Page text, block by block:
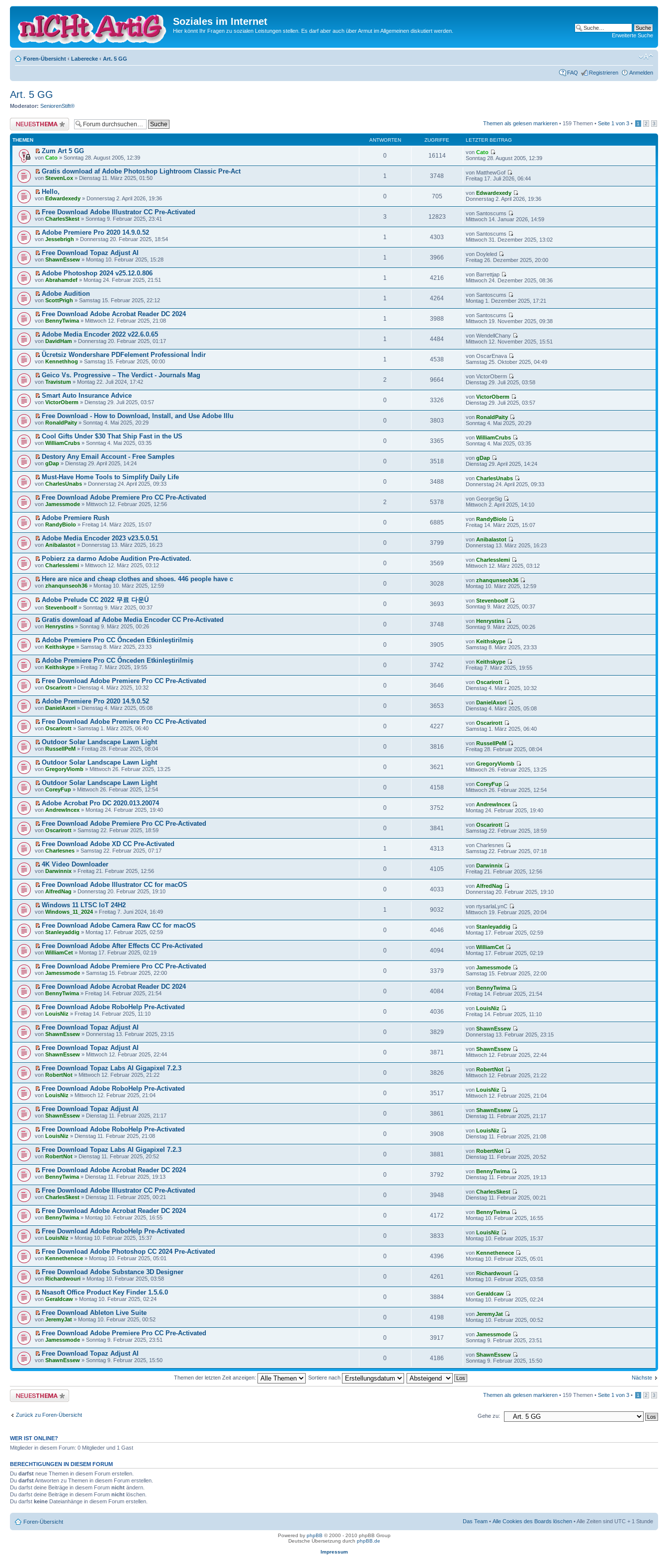
Soziales im Internet
Hier könnt Ihr Fragen zu sozialen Leistungen stellen. Es darf aber auch über Armut im Allgemeinen diskutiert werden.
Erweiterte Suche
Foren-Übersicht ‹ Laberecke ‹ Art. 5 GG
FAQ Registrieren Anmelden
Art. 5 GG
Moderator: SeniorenStift®
Neues Thema erstellen Themen als gelesen markieren • 159 Themen • Seite 1 von 3 • 1 2 3
THEMEN ANTWORTEN ZUGRIFFE LETZTER BEITRAG
Zum Art 5 GG
von Cato » Sonntag 28. August 2005, 12:39 0 16114 vonCato
Sonntag 28. August 2005, 12:39
Gratis download af Adobe Photoshop Lightroom Classic Pre-Act
von StevenLox » Dienstag 11. März 2025, 01:50 1 3748
von MatthewGof
Freitag 17. Juli 2026, 06:44
Hello,
von Edwardexedy » Donnerstag 2. April 2026, 19:36 0 705 vonEdwardexedy
Donnerstag 2. April 2026, 19:36
Free Download Adobe Illustrator CC Pre-Activated
von CharlesSkest » Sonntag 9. Februar 2025, 23:41 3 12823
von Santoscums
Mittwoch 14. Januar 2026, 14:59
Adobe Premiere Pro 2020 14.9.0.52
von Jessebrigh » Donnerstag 20. Februar 2025, 18:54 1 4303
von Santoscums
Mittwoch 31. Dezember 2025, 13:02
Free Download Topaz Adjust AI
von ShawnEssew » Montag 10. Februar 2025, 15:28 1 3966
von Doyleled
Freitag 26. Dezember 2025, 20:00
Adobe Photoshop 2024 v25.12.0.806
von Abrahamdef » Montag 24. Februar 2025, 21:51 1 4216
von Barrettjap
Mittwoch 24. Dezember 2025, 08:36
Adobe Audition
von ScottPrigh » Samstag 15. Februar 2025, 22:12 1 4264
von Santoscums
Montag 1. Dezember 2025, 17:21
Free Download Adobe Acrobat Reader DC 2024
von BennyTwima » Mittwoch 12. Februar 2025, 21:08 1 3988
von Santoscums
Mittwoch 19. November 2025, 09:38
Adobe Media Encoder 2022 v22.6.0.65
von DavidHam » Donnerstag 20. Februar 2025, 01:17 1 4484
von WendellChany
Mittwoch 12. November 2025, 15:51
Ücretsiz Wondershare PDFelement Professional İndir
von Kennethhog » Samstag 15. Februar 2025, 00:00 1 4538
von OscarEnava
Samstag 25. Oktober 2025, 04:49
Geico Vs. Progressive – The Verdict - Journals Mag
von Travistum » Montag 22. Juli 2024, 17:42 2 9664
von VictorOberm
Dienstag 29. Juli 2025, 03:58
Smart Auto Insurance Advice
von VictorOberm » Dienstag 29. Juli 2025, 03:57 0 3326 vonVictorOberm
Dienstag 29. Juli 2025, 03:57
Free Download - How to Download, Install, and Use Adobe Illu
von RonaldPaity » Sonntag 4. Mai 2025, 20:29 0 3803 vonRonaldPaity
Sonntag 4. Mai 2025, 20:29
Cool Gifts Under $30 That Ship Fast in the US
von WilliamCrubs » Sonntag 4. Mai 2025, 03:35 0 3365 vonWilliamCrubs
Sonntag 4. Mai 2025, 03:35
Destory Any Email Account - Free Samples
von gDap » Dienstag 29. April 2025, 14:24 0 3518 vongDap
Dienstag 29. April 2025, 14:24
Must-Have Home Tools to Simplify Daily Life
von CharlesUnabs » Donnerstag 24. April 2025, 09:33 0 3488 vonCharlesUnabs
Donnerstag 24. April 2025, 09:33
Free Download Adobe Premiere Pro CC Pre-Activated
von Jamessmode » Mittwoch 12. Februar 2025, 12:56 2 5378
von GeorgeSig
Mittwoch 2. April 2025, 14:10
Adobe Premiere Rush
von RandyBiolo » Freitag 14. März 2025, 15:07 0 6885 vonRandyBiolo
Freitag 14. März 2025, 15:07
Adobe Media Encoder 2023 v23.5.0.51
von Anibalastot » Donnerstag 13. März 2025, 16:23 0 3799 vonAnibalastot
Donnerstag 13. März 2025, 16:23
Pobierz za darmo Adobe Audition Pre-Activated.
von Charlesslemi » Mittwoch 12. März 2025, 03:12 0 3569 vonCharlesslemi
Mittwoch 12. März 2025, 03:12
Here are nice and cheap clothes and shoes. 446 people have c
von zhanqunseoh36 » Montag 10. März 2025, 12:59 0 3028 vonzhanqunseoh36
Montag 10. März 2025, 12:59
Adobe Prelude CC 2022 무료 다운Ǘ
von Stevenboolf » Sonntag 9. März 2025, 00:37 0 3693 vonStevenboolf
Sonntag 9. März 2025, 00:37
Gratis download af Adobe Media Encoder CC Pre-Activated
von Henrystins » Sonntag 9. März 2025, 00:26 0 3748 vonHenrystins
Sonntag 9. März 2025, 00:26
Adobe Premiere Pro CC Önceden Etkinleştirilmiş
von Keithskype » Samstag 8. März 2025, 23:33 0 3905 vonKeithskype
Samstag 8. März 2025, 23:33
Adobe Premiere Pro CC Önceden Etkinleştirilmiş
von Keithskype » Freitag 7. März 2025, 19:55 0 3742 vonKeithskype
Freitag 7. März 2025, 19:55
Free Download Adobe Premiere Pro CC Pre-Activated
von Oscarirott » Dienstag 4. März 2025, 10:32 0 3646 vonOscarirott
Dienstag 4. März 2025, 10:32
Adobe Premiere Pro 2020 14.9.0.52
von DanielAxori » Dienstag 4. März 2025, 05:08 0 3653 vonDanielAxori
Dienstag 4. März 2025, 05:08
Free Download Adobe Premiere Pro CC Pre-Activated
von Oscarirott » Samstag 1. März 2025, 06:40 0 4227 vonOscarirott
Samstag 1. März 2025, 06:40
Outdoor Solar Landscape Lawn Light
von RussellPeM » Freitag 28. Februar 2025, 08:04 0 3816 vonRussellPeM
Freitag 28. Februar 2025, 08:04
Outdoor Solar Landscape Lawn Light
von GregoryViomb » Mittwoch 26. Februar 2025, 13:25 0 3621 vonGregoryViomb
Mittwoch 26. Februar 2025, 13:25
Outdoor Solar Landscape Lawn Light
von CoreyFup » Mittwoch 26. Februar 2025, 12:54 0 4158 vonCoreyFup
Mittwoch 26. Februar 2025, 12:54
Adobe Acrobat Pro DC 2020.013.20074
von AndrewIncex » Montag 24. Februar 2025, 19:40 0 3752 vonAndrewIncex
Montag 24. Februar 2025, 19:40
Free Download Adobe Premiere Pro CC Pre-Activated
von Oscarirott » Samstag 22. Februar 2025, 18:59 0 3841 vonOscarirott
Samstag 22. Februar 2025, 18:59
Free Download Adobe XD CC Pre-Activated
von Charlesnes » Samstag 22. Februar 2025, 07:17 1 4313
von Charlesnes
Samstag 22. Februar 2025, 07:18
4K Video Downloader
von Darwinnix » Freitag 21. Februar 2025, 12:56 0 4105 vonDarwinnix
Freitag 21. Februar 2025, 12:56
Free Download Adobe Illustrator CC for macOS
von AlfredNag » Donnerstag 20. Februar 2025, 19:10 0 4033 vonAlfredNag
Donnerstag 20. Februar 2025, 19:10
Windows 11 LTSC IoT 24H2
von Windows_11_2024 » Freitag 7. Juni 2024, 16:49 1 9032
von rtysarlaLynC
Mittwoch 19. Februar 2025, 20:04
Free Download Adobe Camera Raw CC for macOS
von Stanleyaddig » Montag 17. Februar 2025, 02:59 0 4046 vonStanleyaddig
Montag 17. Februar 2025, 02:59
Free Download Adobe After Effects CC Pre-Activated
von WilliamCet » Montag 17. Februar 2025, 02:19 0 4094 vonWilliamCet
Montag 17. Februar 2025, 02:19
Free Download Adobe Premiere Pro CC Pre-Activated
von Jamessmode » Samstag 15. Februar 2025, 22:00 0 3379 vonJamessmode
Samstag 15. Februar 2025, 22:00
Free Download Adobe Acrobat Reader DC 2024
von BennyTwima » Freitag 14. Februar 2025, 21:54 0 4084 vonBennyTwima
Freitag 14. Februar 2025, 21:54
Free Download Adobe RoboHelp Pre-Activated
von LouisNiz » Freitag 14. Februar 2025, 11:10 0 4036 vonLouisNiz
Freitag 14. Februar 2025, 11:10
Free Download Topaz Adjust AI
von ShawnEssew » Donnerstag 13. Februar 2025, 23:15 0 3829 vonShawnEssew
Donnerstag 13. Februar 2025, 23:15
Free Download Topaz Adjust AI
von ShawnEssew » Mittwoch 12. Februar 2025, 22:44 0 3871 vonShawnEssew
Mittwoch 12. Februar 2025, 22:44
Free Download Topaz Labs AI Gigapixel 7.2.3
von RobertNot » Mittwoch 12. Februar 2025, 21:22 0 3826 vonRobertNot
Mittwoch 12. Februar 2025, 21:22
Free Download Adobe RoboHelp Pre-Activated
von LouisNiz » Mittwoch 12. Februar 2025, 21:04 0 3517 vonLouisNiz
Mittwoch 12. Februar 2025, 21:04
Free Download Topaz Adjust AI
von ShawnEssew » Dienstag 11. Februar 2025, 21:17 0 3861 vonShawnEssew
Dienstag 11. Februar 2025, 21:17
Free Download Adobe RoboHelp Pre-Activated
von LouisNiz » Dienstag 11. Februar 2025, 21:08 0 3908 vonLouisNiz
Dienstag 11. Februar 2025, 21:08
Free Download Topaz Labs AI Gigapixel 7.2.3
von RobertNot » Dienstag 11. Februar 2025, 20:52 0 3881 vonRobertNot
Dienstag 11. Februar 2025, 20:52
Free Download Adobe Acrobat Reader DC 2024
von BennyTwima » Dienstag 11. Februar 2025, 19:13 0 3792 vonBennyTwima
Dienstag 11. Februar 2025, 19:13
Free Download Adobe Illustrator CC Pre-Activated
von CharlesSkest » Dienstag 11. Februar 2025, 00:21 0 3948 vonCharlesSkest
Dienstag 11. Februar 2025, 00:21
Free Download Adobe Acrobat Reader DC 2024
von BennyTwima » Montag 10. Februar 2025, 16:55 0 4172 vonBennyTwima
Montag 10. Februar 2025, 16:55
Free Download Adobe RoboHelp Pre-Activated
von LouisNiz » Montag 10. Februar 2025, 15:37 0 3833 vonLouisNiz
Montag 10. Februar 2025, 15:37
Free Download Adobe Photoshop CC 2024 Pre-Activated
von Kennethenece » Montag 10. Februar 2025, 05:01 0 4396 vonKennethenece
Montag 10. Februar 2025, 05:01
Free Download Adobe Substance 3D Designer
von Richardwouri » Montag 10. Februar 2025, 03:58 0 4261 vonRichardwouri
Montag 10. Februar 2025, 03:58
Nsasoft Office Product Key Finder 1.5.6.0
von Geraldcaw » Montag 10. Februar 2025, 02:24 0 3884 vonGeraldcaw
Montag 10. Februar 2025, 02:24
Free Download Ableton Live Suite
von JeremyJat » Montag 10. Februar 2025, 00:52 0 4198 vonJeremyJat
Montag 10. Februar 2025, 00:52
Free Download Adobe Premiere Pro CC Pre-Activated
von Jamessmode » Sonntag 9. Februar 2025, 23:51 0 3917 vonJamessmode
Sonntag 9. Februar 2025, 23:51
Free Download Topaz Adjust AI
von ShawnEssew » Sonntag 9. Februar 2025, 15:50 0 4186 vonShawnEssew
Sonntag 9. Februar 2025, 15:50
Nächste
Themen der letzten Zeit anzeigen: Sortiere nach
Neues Thema erstellen Themen als gelesen markieren • 159 Themen • Seite 1 von 3 • 1 2 3
Zurück zu Foren-Übersicht Gehe zu:
WER IST ONLINE?
Mitglieder in diesem Forum: 0 Mitglieder und 1 Gast
BERECHTIGUNGEN IN DIESEM FORUM
Du darfst neue Themen in diesem Forum erstellen.
Du darfstAntworten zu Themen in diesem Forum erstellen.
Du darfst deine Beiträge in diesem Forum nicht ändern.
Du darfst deine Beiträge in diesem Forum nicht löschen.
Du darfst keine Dateianhänge in diesem Forum erstellen.
Foren-Übersicht Das Team • Alle Cookies des Boards löschen • Alle Zeiten sind UTC + 1 Stunde
Powered by phpBB © 2000 - 2010 phpBB Group
Deutsche Übersetzung durch phpBB.de
Impressum